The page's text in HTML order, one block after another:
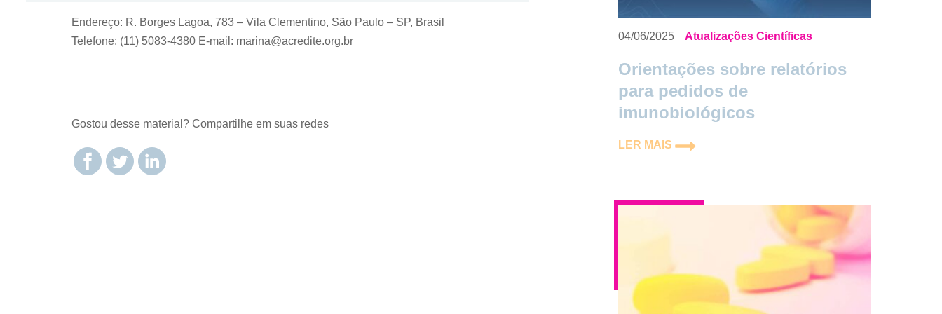
Endereço: R. Borges Lagoa, 783 – Vila Clementino, São Paulo – SP, Brasil
Telefone: (11) 5083-4380 E-mail: marina@acredite.org.br
Gostou desse material? Compartilhe em suas redes
04/06/2025 Atualizações Científicas
Orientações sobre relatórios
para pedidos de
imunobiológicos
LER MAIS